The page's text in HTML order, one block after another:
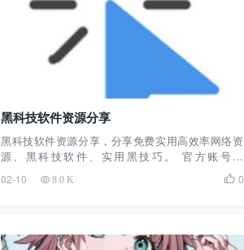
黑科技软件资源分享
黑科技软件资源分享，分享免费实用高效率网络资
源、黑科技软件、实用黑技巧。 官方账号：
@kkaifenxiang 群组简介：这个电报群创建的时间很
早了，分享免费实用高效率网络资源、黑科技软
02-10 8.0 K  0